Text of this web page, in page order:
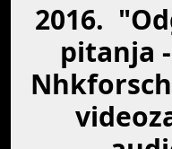
2016.
pitanja